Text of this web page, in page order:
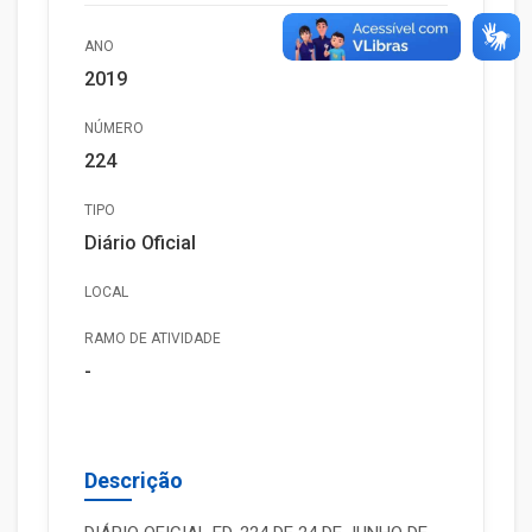
ANO
2019
NÚMERO
224
TIPO
Diário Oficial
LOCAL
RAMO DE ATIVIDADE
-
Descrição